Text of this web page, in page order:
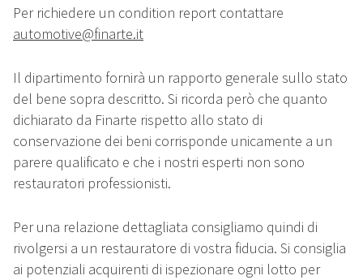
Per richiedere un condition report contattare
automotive@finarte.it
Il dipartimento fornirà un rapporto generale sullo stato
del bene sopra descritto. Si ricorda però che quanto
dichiarato da Finarte rispetto allo stato di
conservazione dei beni corrisponde unicamente a un
parere qualificato e che i nostri esperti non sono
restauratori professionisti.
Per una relazione dettagliata consigliamo quindi di
rivolgersi a un restauratore di vostra fiducia. Si consiglia
ai potenziali acquirenti di ispezionare ogni lotto per